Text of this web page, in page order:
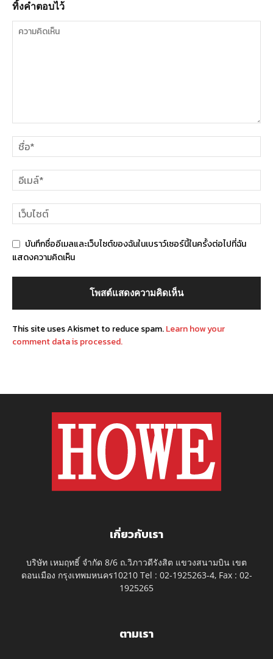
ทิ้งคำตอบไว้
บันทึกชื่ออีเมลและเว็บไซต์ของฉันในเบราว์เซอร์นี้ในครั้งต่อไปที่ฉัน
แสดงความคิดเห็น
This site uses Akismet to reduce spam.Learn how your
comment data is processed.
เกี่ยวกับเรา
บริษัท เหมฤทธิ์ จำกัด 8/6 ถ.วิภาวดีรังสิต แขวงสนามบิน เขต
ดอนเมือง กรุงเทพมหนคร10210 Tel : 02-1925263-4, Fax : 02-
1925265
ตามเรา